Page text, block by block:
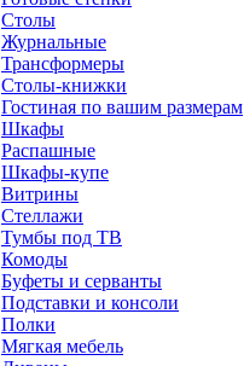
Столы
Журнальные
Трансформеры
Столы-книжки
Гостиная по вашим размерам
Шкафы
Распашные
Шкафы-купе
Витрины
Стеллажи
Тумбы под ТВ
Комоды
Буфеты и серванты
Подставки и консоли
Полки
Мягкая мебель